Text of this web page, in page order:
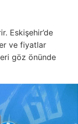
Eskişehir’de
ve fiyatlar
göz önünde